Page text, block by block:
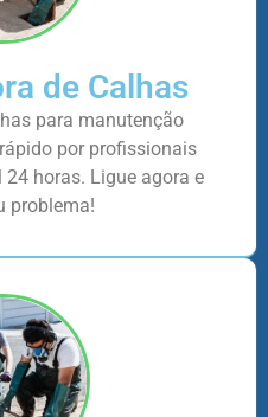
de Calhas
para manutenção
por profissionais
horas. Ligue agora e
problema!